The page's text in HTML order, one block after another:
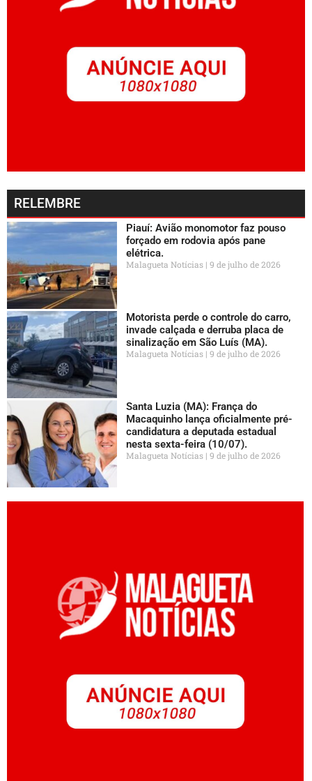
RELEMBRE
Piauí: Avião monomotor faz pouso
forçado em rodovia após pane
elétrica.
Malagueta Notícias 9 de julho de 2026
Motorista perde o controle do carro,
invade calçada e derruba placa de
sinalização em São Luís (MA).
Malagueta Notícias 9 de julho de 2026
Santa Luzia (MA): França do
Macaquinho lança oficialmente pré-
candidatura a deputada estadual
nesta sexta-feira (10/07).
Malagueta Notícias 9 de julho de 2026